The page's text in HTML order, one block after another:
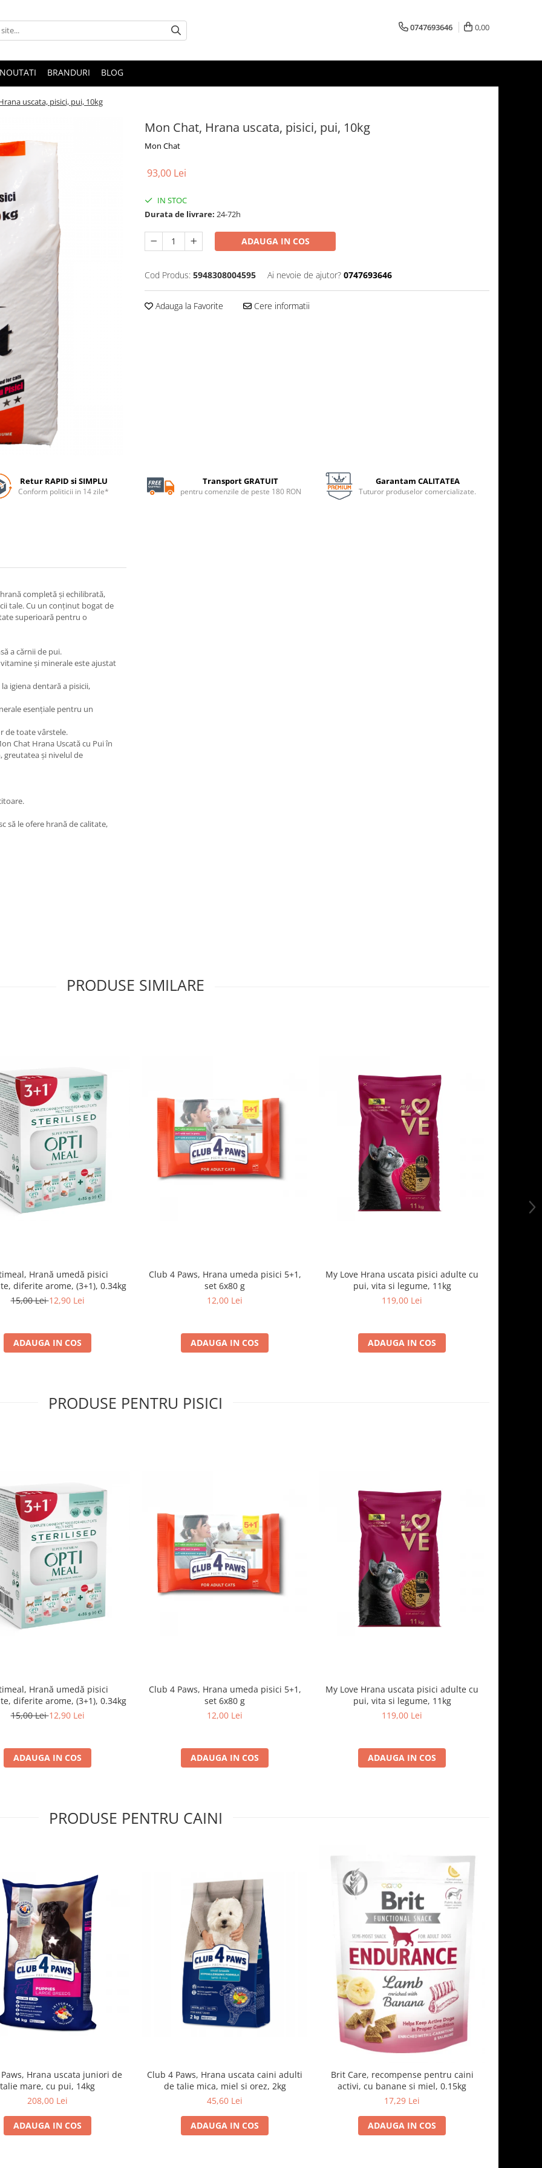
0747693646 0,00
NOUTATI BRANDURI BLOG
uscata, pisici, pui, 10kg
Mon Chat, Hrana uscata, pisici, pui, 10kg
Mon Chat
93,00 Lei
IN STOC
Durata de livrare: 24-72h
ADAUGA IN COS
Cod Produs: 5948308004595 Ai nevoie de ajutor? 0747693646
Adauga la Favorite Cere informatii
Retur RAPID si SIMPLU
Conform politicii in 14 zile*
Transport GRATUIT
pentru comenzile de peste 180 RON
Garantam CALITATEA
Tuturor produselor comercializate.
completă și echilibrată,
tale. Cu un conținut bogat de
superioară pentru o
a cărnii de pui.
și minerale este ajustat
igiena dentară a pisicii,
esențiale pentru un
de toate vârstele.
Chat Hrana Uscată cu Pui în
greutatea și nivelul de
să le ofere hrană de calitate,
PRODUSE SIMILARE
Hrană umedă pisici
diferite arome, (3+1), 0.34kg
15,00 Lei12,90 Lei
ADAUGA IN COS
Club 4 Paws, Hrana umeda pisici 5+1,
set 6x80 g
12,00 Lei
ADAUGA IN COS
My Love Hrana uscata pisici adulte cu
pui, vita si legume, 11kg
119,00 Lei
ADAUGA IN COS
PRODUSE PENTRU PISICI
Hrană umedă pisici
diferite arome, (3+1), 0.34kg
15,00 Lei12,90 Lei
ADAUGA IN COS
Club 4 Paws, Hrana umeda pisici 5+1,
set 6x80 g
12,00 Lei
ADAUGA IN COS
My Love Hrana uscata pisici adulte cu
pui, vita si legume, 11kg
119,00 Lei
ADAUGA IN COS
PRODUSE PENTRU CAINI
Hrana uscata juniori de
talie mare, cu pui, 14kg
208,00 Lei
ADAUGA IN COS
Club 4 Paws, Hrana uscata caini adulti
de talie mica, miel si orez, 2kg
45,60 Lei
ADAUGA IN COS
Brit Care, recompense pentru caini
activi, cu banane si miel, 0.15kg
17,29 Lei
ADAUGA IN COS